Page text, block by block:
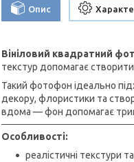
Опис
Вініловий квадратний
текстур допомагає
Такий фотофон ідеально
декору, флористики та
вдома — фон допомагає
Особливості:
реалістичні текстури